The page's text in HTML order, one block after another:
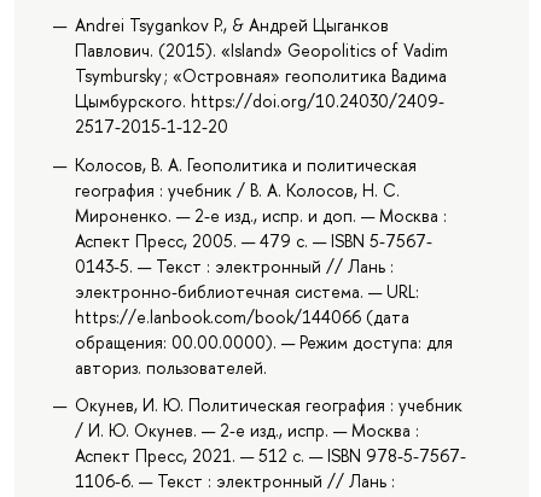
Andrei Tsygankov P., & Андрей Цыганков
Павлович. (2015). «Island» Geopolitics of Vadim
Tsymbursky ; «Островная» геополитика Вадима
Цымбурского. https://doi.org/10.24030/2409-
2517-2015-1-12-20
Колосов, В. А. Геополитика и политическая
география : учебник / В. А. Колосов, Н. С.
Мироненко. — 2-е изд., испр. и доп. — Москва :
Аспект Пресс, 2005. — 479 с. — ISBN 5-7567-
0143-5. — Текст : электронный // Лань :
электронно-библиотечная система. — URL:
https://e.lanbook.com/book/144066 (дата
обращения: 00.00.0000). — Режим доступа: для
авториз. пользователей.
Окунев, И. Ю. Политическая география : учебник
/ И. Ю. Окунев. — 2-е изд., испр. — Москва :
Аспект Пресс, 2021. — 512 с. — ISBN 978-5-7567-
1106-6. — Текст : электронный // Лань :